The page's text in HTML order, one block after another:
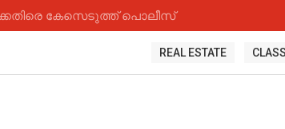
കേസെടുത്ത് പൊലീസ്
REAL ESTATE